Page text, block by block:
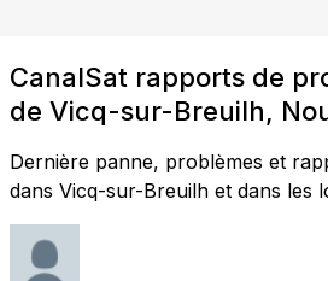
CanalSat rapports de
de Vicq-sur-Breuilh,
Dernière panne, problèmes et
dans Vicq-sur-Breuilh et dans les